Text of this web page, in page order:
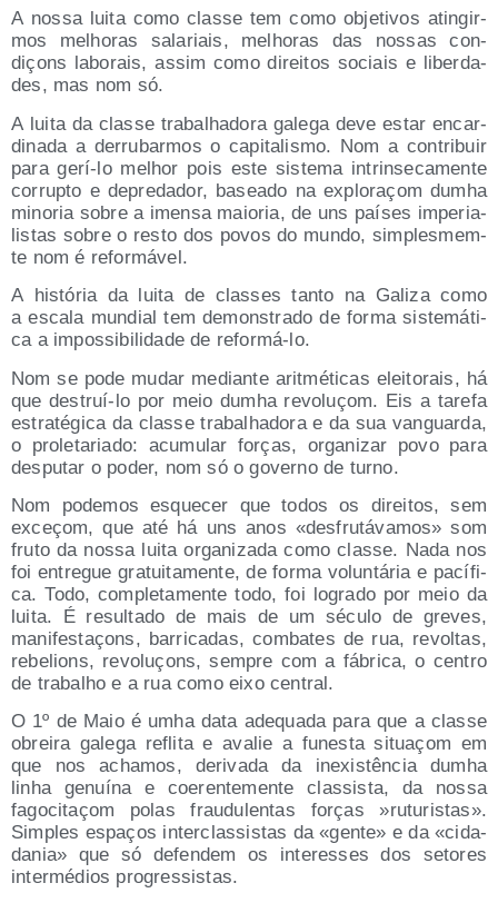
A nos­sa lui­ta como clas­se tem como obje­ti­vos atin­gir­
mos melho­ras sala­riais, melho­ras das nos­sas con­
diçons labo­rais, assim como direi­tos sociais e liber­da­
des, mas nom só.
A lui­ta da clas­se tra­balha­do­ra gale­ga deve estar encar­
di­na­da a derru­bar­mos o capi­ta­lis­mo. Nom a con­tri­buir
para gerí-lo melhor pois este sis­te­ma intrin­se­ca­men­te
corrup­to e depre­da­dor, basea­do na explo­raçom dumha
mino­ria sobre a imen­sa maio­ria, de uns paí­ses impe­ria­
lis­tas sobre o res­to dos povos do mun­do, sim­ples­mem­
te nom é reformável.
A his­tó­ria da lui­ta de clas­ses tan­to na Gali­za como
a esca­la mun­dial tem demons­tra­do de for­ma sis­te­má­ti­
ca a impos­si­bi­li­da­de de reformá-lo.
Nom se pode mudar median­te arit­mé­ti­cas elei­to­rais, há
que des­truí-lo por meio dumha revo­luçom. Eis a tare­fa
estra­té­gi­ca da clas­se tra­balha­do­ra e da sua van­guar­da,
o pro­le­ta­ria­do: acu­mu­lar forças, orga­ni­zar povo para
despu­tar o poder, nom só o governo de turno.
Nom pode­mos esque­cer que todos os direi­tos, sem
exceçom, que até há uns anos «des­fru­tá­va­mos» som
fru­to da nos­sa lui­ta orga­ni­za­da como clas­se. Nada nos
foi entre­gue gra­tui­ta­men­te, de for­ma volun­tá­ria e pací­fi­
ca. Todo, com­ple­ta­men­te todo, foi logra­do por meio da
lui­ta. É resul­ta­do de mais de um sécu­lo de gre­ves,
mani­fes­taçons, barri­ca­das, com­ba­tes de rua, revol­tas,
rebe­lions, revo­luçons, sem­pre com a fábri­ca, o cen­tro
de tra­balho e a rua como eixo central.
O 1º de Maio é umha data ade­qua­da para que a clas­se
obrei­ra gale­ga refli­ta e ava­lie a funes­ta situaçom em
que nos acha­mos, deri­va­da da inexis­tên­cia dumha
linha genuí­na e coeren­te­men­te clas­sis­ta, da nos­sa
fago­ci­taçom polas frau­du­len­tas forças »rutu­ris­tas».
Sim­ples espaços inter­clas­sis­tas da «gen­te» e da «cida­
da­nia» que só defen­dem os inter­es­ses dos seto­res
inter­mé­dios progressistas.